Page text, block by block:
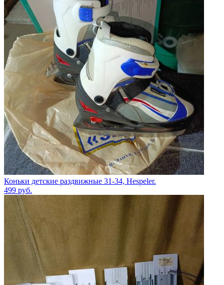
Коньки детские раздвижные 31-34, Hespeler.
499 руб.